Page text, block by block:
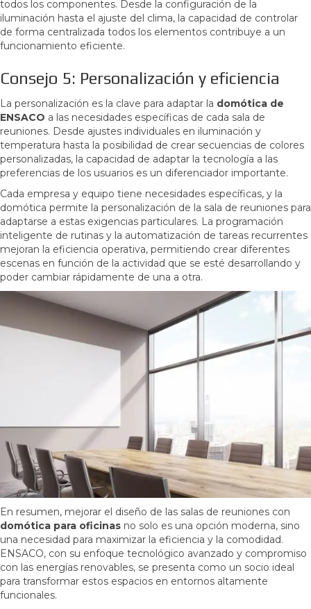
todos los componentes. Desde la configuración de la
iluminación hasta el ajuste del clima, la capacidad de controlar
de forma centralizada todos los elementos contribuye a un
funcionamiento eficiente.
Consejo 5: Personalización y eficiencia
La personalización es la clave para adaptar la domótica de
ENSACO a las necesidades específicas de cada sala de
reuniones. Desde ajustes individuales en iluminación y
temperatura hasta la posibilidad de crear secuencias de colores
personalizadas, la capacidad de adaptar la tecnología a las
preferencias de los usuarios es un diferenciador importante.
Cada empresa y equipo tiene necesidades específicas, y la
domótica permite la personalización de la sala de reuniones para
adaptarse a estas exigencias particulares. La programación
inteligente de rutinas y la automatización de tareas recurrentes
mejoran la eficiencia operativa, permitiendo crear diferentes
escenas en función de la actividad que se esté desarrollando y
poder cambiar rápidamente de una a otra.
En resumen, mejorar el diseño de las salas de reuniones con
domótica para oficinas no solo es una opción moderna, sino
una necesidad para maximizar la eficiencia y la comodidad.
ENSACO, con su enfoque tecnológico avanzado y compromiso
con las energías renovables, se presenta como un socio ideal
para transformar estos espacios en entornos altamente
funcionales.